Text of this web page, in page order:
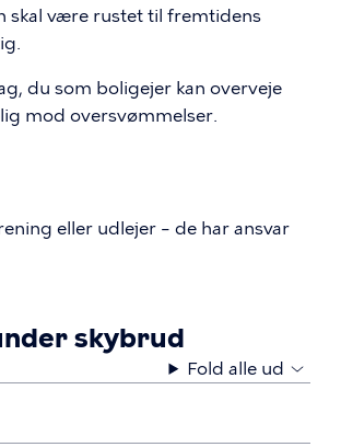
skal være rustet til fremtidens
du som boligejer kan overveje
mod oversvømmelser.
eller udlejer – de har ansvar
skybrud
Fold alle ud